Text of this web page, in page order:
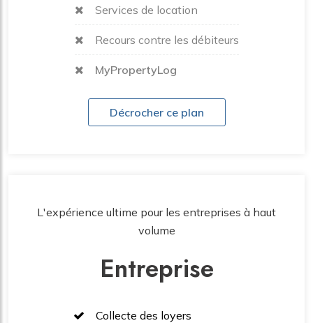
Services de location
Recours contre les débiteurs
MyPropertyLog
Décrocher ce plan
L'expérience ultime pour les entreprises à haut
volume
Entreprise
Collecte des loyers